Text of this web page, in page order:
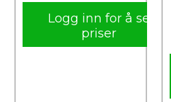
Logg inn for å se
priser